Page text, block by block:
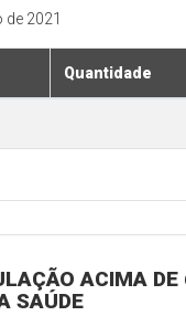
2021
Quantidade
ACIMA DE
SAÚDE